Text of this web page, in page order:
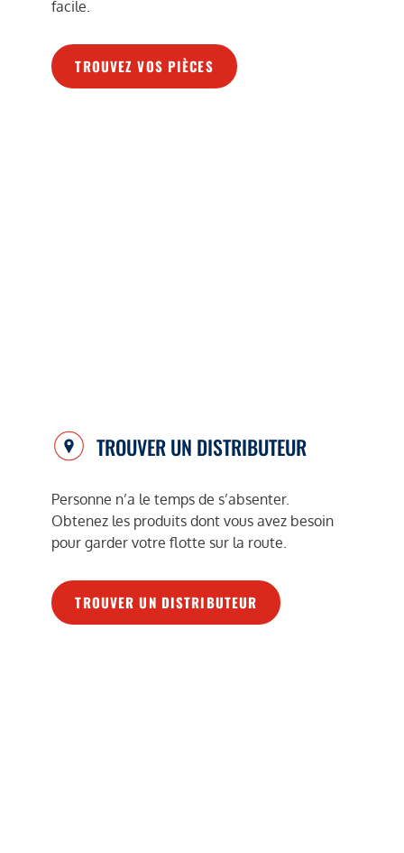
facile.
TROUVEZ VOS PIÈCES
TROUVER UN DISTRIBUTEUR
Personne n’a le temps de s’absenter.
Obtenez les produits dont vous avez besoin
pour garder votre flotte sur la route.
TROUVER UN DISTRIBUTEUR